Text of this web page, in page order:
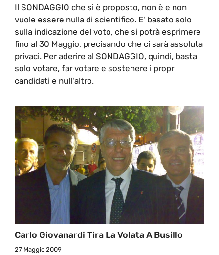
Il SONDAGGIO che si è proposto, non è e non
vuole essere nulla di scientifico. E' basato solo
sulla indicazione del voto, che si potrà esprimere
fino al 30 Maggio, precisando che ci sarà assoluta
privaci. Per aderire al SONDAGGIO, quindi, basta
solo votare, far votare e sostenere i propri
candidati e null'altro.
Carlo Giovanardi Tira La Volata A Busillo
27 Maggio 2009